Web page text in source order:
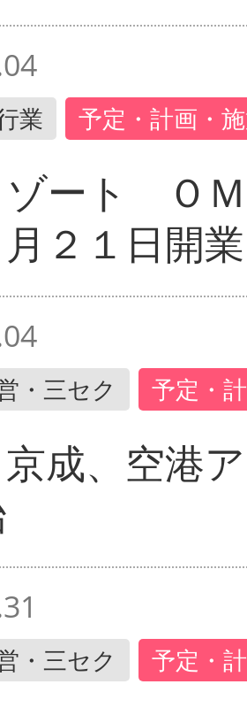
業 予定・計画・
ゾート Ｏ
２１日開業
・三セク 予定・
成、空港
・三セク 予定・